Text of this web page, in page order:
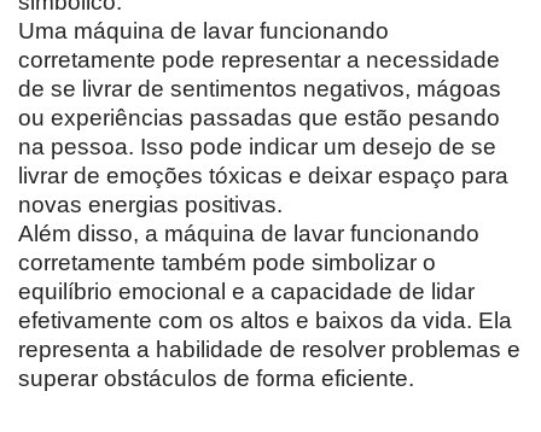
Uma máquina de lavar funcionando
corretamente pode representar a necessidade
de se livrar de sentimentos negativos, mágoas
ou experiências passadas que estão pesando
na pessoa. Isso pode indicar um desejo de se
livrar de emoções tóxicas e deixar espaço para
novas energias positivas.
Além disso, a máquina de lavar funcionando
corretamente também pode simbolizar o
equilíbrio emocional e a capacidade de lidar
efetivamente com os altos e baixos da vida. Ela
representa a habilidade de resolver problemas e
superar obstáculos de forma eficiente.